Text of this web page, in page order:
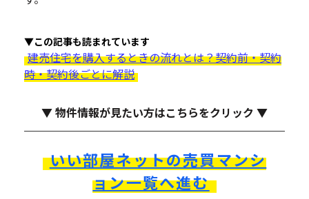
▼この記事も読まれています
建売住宅を購入するときの流れとは？契約前・契約
時・契約後ごとに解説
▼ 物件情報が見たい方はこちらをクリック ▼
いい部屋ネットの売買マンシ
ョン一覧へ進む